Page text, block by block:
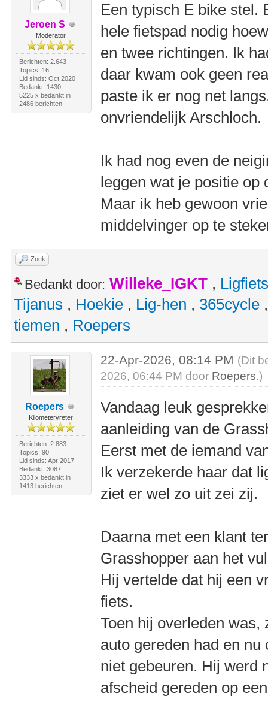
Jeroen S
Moderator
Berichten: 2.643
Topics: 16
Lid sinds: Oct 2020
Bedankt: 1430
5225 x bedankt in
2486 berichten
Een typisch E bike stel.
hele fietspad nodig
en twee richtingen. Ik
daar kwam ook geen
paste ik er nog net
onvriendelijk Arschloch.
Ik had nog even de
leggen wat je positie op
Maar ik heb gewoon
middelvinger op te
Zoek
Bedankt door: Willeke_IGKT ,
Tijanus , Hoekie , Lig-hen , 365cycle
tiemen , Roepers
Roepers
Kilometervreter
Berichten: 2.883
Topics: 90
Lid sinds: Apr 2017
Bedankt: 3087
3333 x bedankt in
1413 berichten
22-Apr-2026, 08:14 PM (Dit
2026, 06:44 PM door Roepers.)
Vandaag leuk
aanleiding van de
Eerst met de iemand
Ik verzekerde haar dat
ziet er wel zo uit zei zij.
Daarna met een klant
Grasshopper aan het
Hij vertelde dat hij een
fiets.
Toen hij overleden
auto gereden had en
niet gebeuren. Hij werd
afscheid gereden op